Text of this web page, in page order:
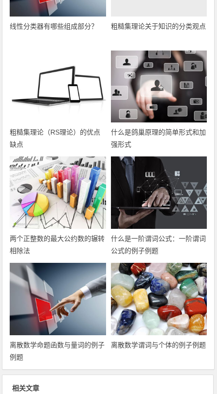
线性分类器有哪些组成部分？ 粗糙集理论关于知识的分类观点
粗糙集理论（RS理论）的优点
缺点
什么是鸽巢原理的简单形式和加
强形式
两个正整数的最大公约数的辗转
相除法
什么是一阶谓词公式：一阶谓词
公式的例子例题
离散数学命题函数与量词的例子
例题
离散数学谓词与个体的例子例题
相关文章